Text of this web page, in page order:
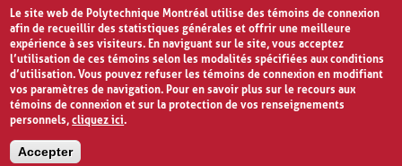
Le site web de Polytechnique Montréal utilise des témoins de connexion
afin de recueillir des statistiques générales et offrir une meilleure
expérience à ses visiteurs. En naviguant sur le site, vous acceptez
l’utilisation de ces témoins selon les modalités spécifiées aux conditions
d’utilisation. Vous pouvez refuser les témoins de connexion en modifiant
vos paramètres de navigation. Pour en savoir plus sur le recours aux
témoins de connexion et sur la protection de vos renseignements
personnels,cliquez ici.
Accepter